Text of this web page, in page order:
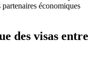
économiques
des visas entre